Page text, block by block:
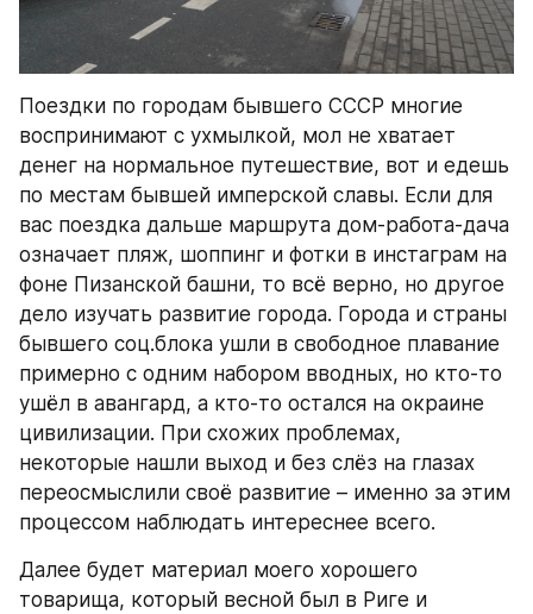
Поездки по городам бывшего СССР многие
воспринимают с ухмылкой, мол не хватает
денег на нормальное путешествие, вот и едешь
по местам бывшей имперской славы. Если для
вас поездка дальше маршрута дом-работа-дача
означает пляж, шоппинг и фотки в инстаграм на
фоне Пизанской башни, то всё верно, но другое
дело изучать развитие города. Города и страны
бывшего соц.блока ушли в свободное плавание
примерно с одним набором вводных, но кто-то
ушёл в авангард, а кто-то остался на окраине
цивилизации. При схожих проблемах,
некоторые нашли выход и без слёз на глазах
переосмыслили своё развитие – именно за этим
процессом наблюдать интереснее всего.
Далее будет материал моего хорошего
товарища, который весной был в Риге и